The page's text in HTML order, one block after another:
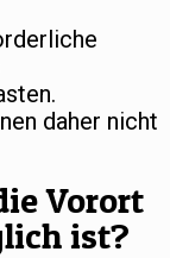
daher nicht
Vorort
ist?